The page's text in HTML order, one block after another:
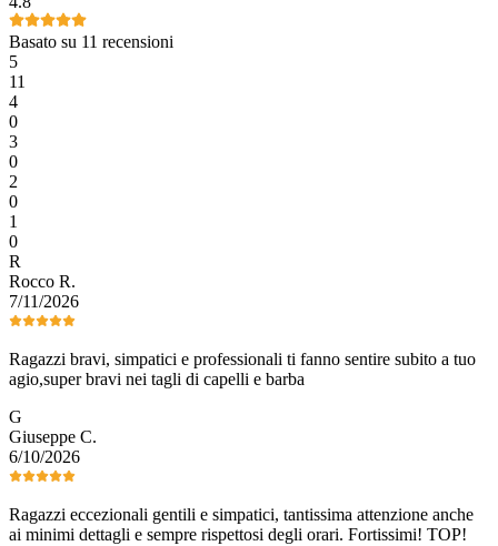
Basato su 11 recensioni
5
11
4
0
3
0
2
0
1
0
R
Rocco R.
7/11/2026
Ragazzi bravi, simpatici e professionali ti fanno sentire subito a tuo
agio,super bravi nei tagli di capelli e barba
G
Giuseppe C.
6/10/2026
Ragazzi eccezionali gentili e simpatici, tantissima attenzione anche
ai minimi dettagli e sempre rispettosi degli orari. Fortissimi! TOP!